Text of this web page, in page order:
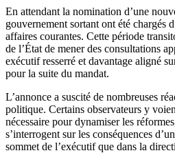
En attendant la nomination d’une
gouvernement sortant ont été chargés
affaires courantes. Cette période
de l’État de mener des consultations
exécutif resserré et davantage aligné
pour la suite du mandat.
L’annonce a suscité de nombreuses
politique. Certains observateurs y
nécessaire pour dynamiser les
s’interrogent sur les conséquences
sommet de l’exécutif que dans la